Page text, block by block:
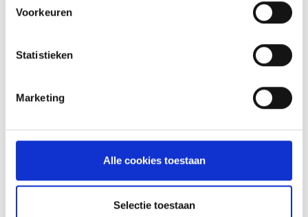
Voorkeuren
Statistieken
Marketing
Alle cookies toestaan
Selectie toestaan